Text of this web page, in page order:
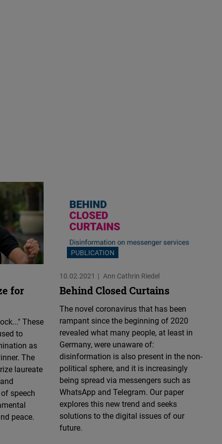
for
These
to
as
The
laureate
speech
peace.
PUBLICATION
10.02.2021 Ann Cathrin Riedel
Behind Closed Curtains
The novel coronavirus that has been
rampant since the beginning of 2020
revealed what many people, at least in
Germany, were unaware of:
disinformation is also present in the non-
political sphere, and it is increasingly
being spread via messengers such as
WhatsApp and Telegram. Our paper
explores this new trend and seeks
solutions to the digital issues of our
future.